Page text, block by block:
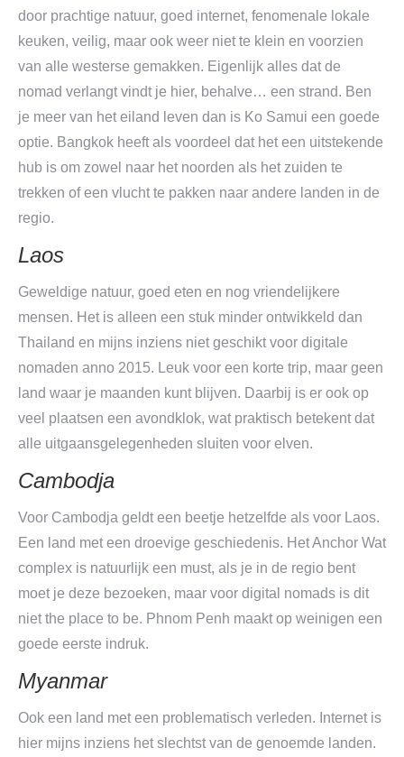
door prachtige natuur, goed internet, fenomenale lokale
keuken, veilig, maar ook weer niet te klein en voorzien
van alle westerse gemakken. Eigenlijk alles dat de
nomad verlangt vindt je hier, behalve… een strand. Ben
je meer van het eiland leven dan is Ko Samui een goede
optie. Bangkok heeft als voordeel dat het een uitstekende
hub is om zowel naar het noorden als het zuiden te
trekken of een vlucht te pakken naar andere landen in de
regio.
Laos
Geweldige natuur, goed eten en nog vriendelijkere
mensen. Het is alleen een stuk minder ontwikkeld dan
Thailand en mijns inziens niet geschikt voor digitale
nomaden anno 2015. Leuk voor een korte trip, maar geen
land waar je maanden kunt blijven. Daarbij is er ook op
veel plaatsen een avondklok, wat praktisch betekent dat
alle uitgaansgelegenheden sluiten voor elven.
Cambodja
Voor Cambodja geldt een beetje hetzelfde als voor Laos.
Een land met een droevige geschiedenis. Het Anchor Wat
complex is natuurlijk een must, als je in de regio bent
moet je deze bezoeken, maar voor digital nomads is dit
niet the place to be. Phnom Penh maakt op weinigen een
goede eerste indruk.
Myanmar
Ook een land met een problematisch verleden. Internet is
hier mijns inziens het slechtst van de genoemde landen.